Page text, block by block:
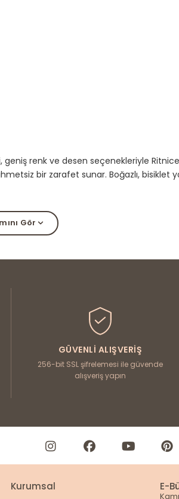
renk ve desen seçenekleriyle
bir zarafet sunar. Boğazlı, bisiklet
günlük hem de daha resmi ortamlara
inceleyin.
Gör
GÜVENLI ALIŞVERIŞ
256-bit SSL şifrelemesi ile güvende
alışveriş yapın
Kurumsal E-